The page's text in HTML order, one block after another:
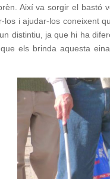
Així va sorgir el bastó
los i ajudar-los coneixent
distintiu, ja que hi ha
que els brinda aquesta